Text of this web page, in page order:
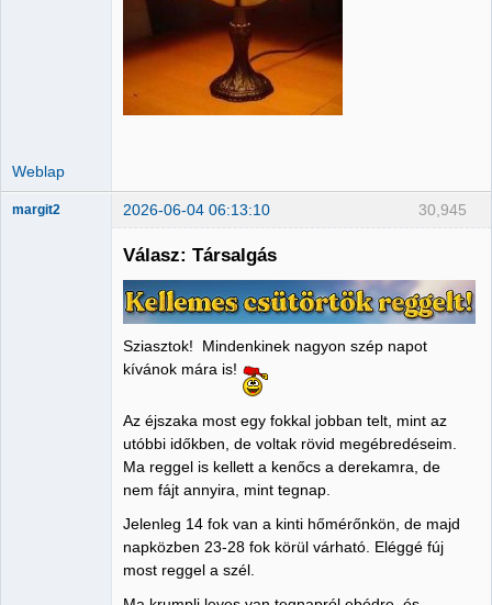
Weblap
30,945
margit2 2026-06-04 06:13:10
Válasz: Társalgás
Sziasztok! Mindenkinek nagyon szép napot
kívánok mára is!
Az éjszaka most egy fokkal jobban telt, mint az
utóbbi időkben, de voltak rövid megébredéseim.
Ma reggel is kellett a kenőcs a derekamra, de
nem fájt annyira, mint tegnap.
Jelenleg 14 fok van a kinti hőmérőnkön, de majd
napközben 23-28 fok körül várható. Eléggé fúj
most reggel a szél.